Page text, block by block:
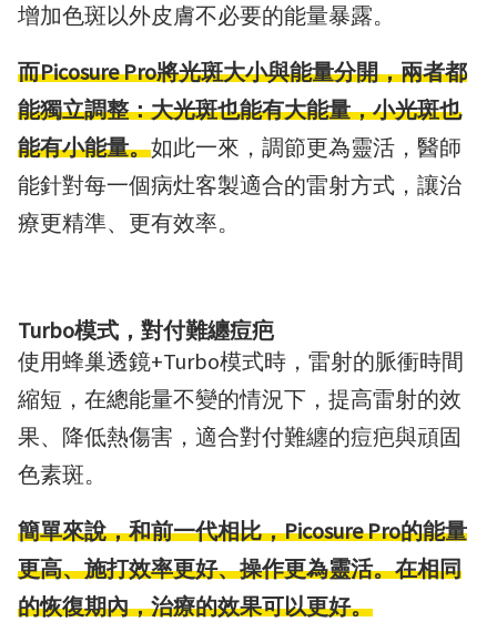
增加色斑以外皮膚不必要的能量暴露。
而Picosure Pro將光斑大小與能量分開，兩者都
能獨立調整：大光斑也能有大能量，小光斑也
能有小能量。如此一來，調節更為靈活，醫師
能針對每一個病灶客製適合的雷射方式，讓治
療更精準、更有效率。
Turbo模式，對付難纏痘疤
使用蜂巢透鏡+Turbo模式時，雷射的脈衝時間
縮短，在總能量不變的情況下，提高雷射的效
果、降低熱傷害，適合對付難纏的痘疤與頑固
色素斑。
簡單來說，和前一代相比，Picosure Pro的能量
更高、施打效率更好、操作更為靈活。在相同
的恢復期內，治療的效果可以更好。